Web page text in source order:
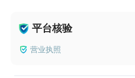
平台核验
营业执照